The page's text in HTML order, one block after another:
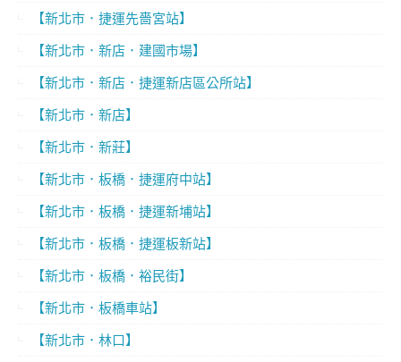
【新北市．捷運先嗇宮站】
【新北市．新店．建國市場】
【新北市．新店．捷運新店區公所站】
【新北市．新店】
【新北市．新莊】
【新北市．板橋．捷運府中站】
【新北市．板橋．捷運新埔站】
【新北市．板橋．捷運板新站】
【新北市．板橋．裕民街】
【新北市．板橋車站】
【新北市．林口】